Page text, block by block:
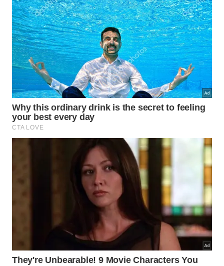
O estoicismo de Marco Aurélio oferece as ferramentas
necessárias para enfrentar as adversidades com resiliência
e controle absoluto. – Imagem gerada por IA
Reconhecer que você possui os recursos
necessários para vencer as batalhas diárias muda
completamente a sua perspectiva. Cada pequena
dificuldadesuperada serve para pavimentar uma
trajetória reta de estabilidade emocional e foco
absoluto nos objetivos traçados. Os ensinamentos
do imperador expandem o
alcance humano
maneira totalmente impressionante através destas
valiosas regras diretas apresentadas a seguir.